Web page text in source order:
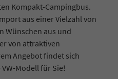
Kompakt-Campingbus.
aus einer Vielzahl von
Wünschen aus und
von attraktiven
Angebot findet sich
Modell für Sie!